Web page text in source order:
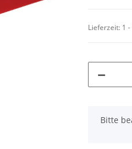
Lieferzeit: 1
x
Bitte